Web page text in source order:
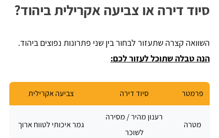
סיוד דירה או צביעה אקרילית ביהוד?
השוואה קצרה שתעזור לבחור בין שני פתרונות נפוצים ביהוד.
הנה טבלה שתוכל לעזור לכם:
פרמטר סיוד דירה צביעה אקרילית
מטרה
רענון מהיר / מסירה
לשוכר
גמר איכותי לטווח ארוך